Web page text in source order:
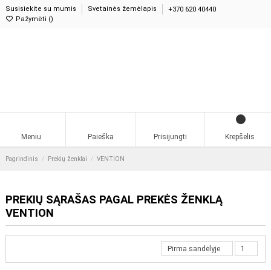
Susisiekite su mumis Svetainės žemėlapis
+370 620 40440
Pažymėti ()
Meniu Paieška Prisijungti Krepšelis
Pagrindinis Prekių ženklai VENTION
PREKIŲ SĄRAŠAS PAGAL PREKĖS ŽENKLĄ
VENTION
Pirma sandėlyje 1